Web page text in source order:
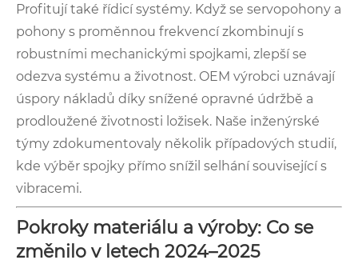
Profitují také řídicí systémy. Když se servopohony a
pohony s proměnnou frekvencí zkombinují s
robustními mechanickými spojkami, zlepší se
odezva systému a životnost. OEM výrobci uznávají
úspory nákladů díky snížené opravné údržbě a
prodloužené životnosti ložisek. Naše inženýrské
týmy zdokumentovaly několik případových studií,
kde výběr spojky přímo snížil selhání související s
vibracemi.
Pokroky materiálu a výroby: Co se
změnilo v letech 2024–2025